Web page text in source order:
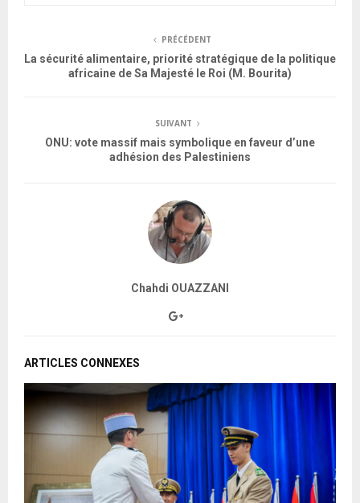
PRÉCÉDENT
La sécurité alimentaire, priorité stratégique de la politique
africaine de Sa Majesté le Roi (M. Bourita)
SUIVANT
ONU: vote massif mais symbolique en faveur d’une
adhésion des Palestiniens
Chahdi OUAZZANI
ARTICLES CONNEXES